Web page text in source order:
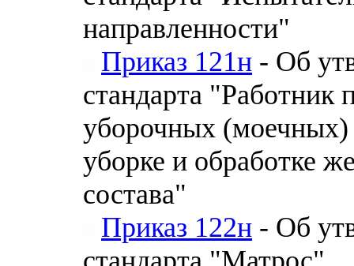
направленности"
Приказ 121н - Об
стандарта
уборочных
уборке и обработке
состава"
Приказ 122н - Об